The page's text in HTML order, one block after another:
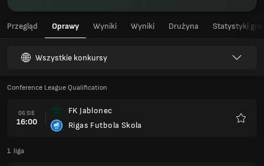
Przegląd Oprawy Wyniki Wyniki Drużyna Statystyki
Wszystkie konkursy
Conference League Qualification
06 SIE
16:00
FK Jablonec
Rigas Futbola Skola
1. liga